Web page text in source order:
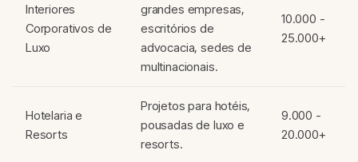
Interiores
Corporativos de
Luxo
grandes empresas,
escritórios de
advocacia, sedes de
multinacionais.
10.000 -
25.000+
Hotelaria e
Resorts
Projetos para hotéis,
pousadas de luxo e
resorts.
9.000 -
20.000+